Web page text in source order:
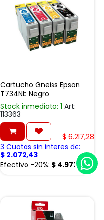
Cartucho Gneiss Epson
T734Nb Negro
Stock inmediato: 1 Art:
113363
$ 6.217,28
3 Cuotas sin interes de:
$ 2.072,43
Efectivo -20%: $ 4.973,82